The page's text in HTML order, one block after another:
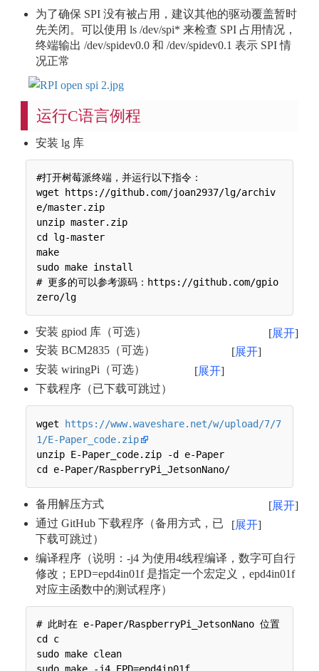
为了确保 SPI 没有被占用，建议其他的驱动覆盖暂时
先关闭。可以使用 ls /dev/spi* 来检查 SPI 占用情况，
终端输出 /dev/spidev0.0 和 /dev/spidev0.1 表示 SPI 情
况正常
运行C语言例程
安装 lg 库
#打开树莓派终端，并运行以下指令：
wget https://github.com/joan2937/lg/archiv
e/master.zip
unzip master.zip
cd lg-master
make
sudo make install
# 更多的可以参考源码：https://github.com/gpio
展开
安装 gpiod 库（可选）
展开
安装 BCM2835（可选）
展开
安装 wiringPi（可选）
下载程序（已下载可跳过）
wget
https://www.waveshare.net/w/upload/7/7
1/E-Paper_code.zip
unzip E-Paper_code.zip -d e-Paper
展开
备用解压方式
展开
通过 GitHub 下载程序（备用方式，已
下载可跳过）
编译程序（说明：-j4 为使用4线程编译，数字可自行
修改；EPD=epd4in01f 是指定一个宏定义，epd4in01f
对应主函数中的测试程序）
# 此时在 e-Paper/RaspberryPi_JetsonNano 位置
cd c
sudo make clean